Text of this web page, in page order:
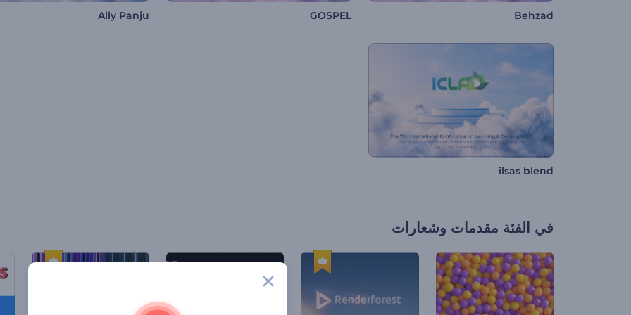
Behzad
GOSPEL
Ally Panju
ilsas blend
في الفئة مقدمات وشعارات